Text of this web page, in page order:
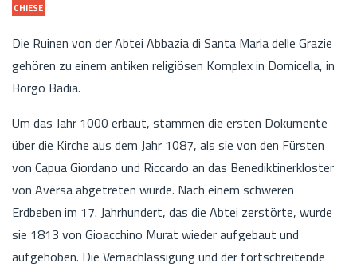
CHIESE
Die Ruinen von der Abtei Abbazia di Santa Maria delle Grazie
gehören zu einem antiken religiösen Komplex in Domicella, in
Borgo Badia.
Um das Jahr 1000 erbaut, stammen die ersten Dokumente
über die Kirche aus dem Jahr 1087, als sie von den Fürsten
von Capua Giordano und Riccardo an das Benediktinerkloster
von Aversa abgetreten wurde. Nach einem schweren
Erdbeben im 17. Jahrhundert, das die Abtei zerstörte, wurde
sie 1813 von Gioacchino Murat wieder aufgebaut und
aufgehoben. Die Vernachlässigung und der fortschreitende